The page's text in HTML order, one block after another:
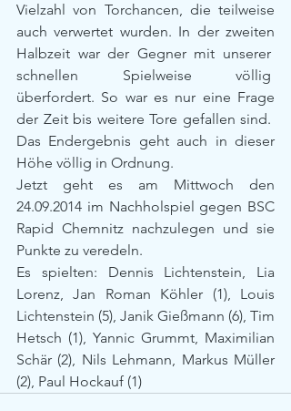
Vielzahl von Torchancen, die teilweise
auch verwertet wurden. In der zweiten
Halbzeit war der Gegner mit unserer
schnellen Spielweise völlig
überfordert. So war es nur eine Frage
der Zeit bis weitere Tore gefallen sind.
Das Endergebnis geht auch in dieser
Höhe völlig in Ordnung.
Jetzt geht es am Mittwoch den
24.09.2014 im Nachholspiel gegen BSC
Rapid Chemnitz nachzulegen und sie
Punkte zu veredeln.
Es spielten: Dennis Lichtenstein, Lia
Lorenz, Jan Roman Köhler (1), Louis
Lichtenstein (5), Janik Gießmann (6), Tim
Hetsch (1), Yannic Grummt, Maximilian
Schär (2), Nils Lehmann, Markus Müller
(2), Paul Hockauf (1)